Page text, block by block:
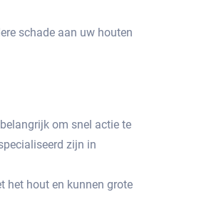
schade aan uw houten
om snel actie te
zijn in
het hout en kunnen grote